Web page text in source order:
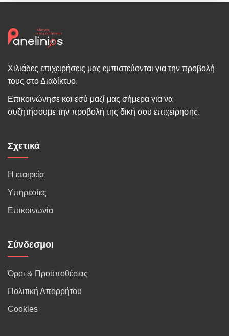
Χιλιάδες επιχειρήσεις μας εμπιστεύονται για την προβολή
τους στο Διαδίκτυο.
Επικοινώνησε και εσύ μαζί μας σήμερα για να
συζητήσουμε την προβολή της δική σου επιχείρησης.
Σχετικά
Η εταιρεία
Υπηρεσίες
Επικοινωνία
Σύνδεσμοι
Όροι & Προϋποθέσεις
Πολιτική Απορρήτου
Cookies